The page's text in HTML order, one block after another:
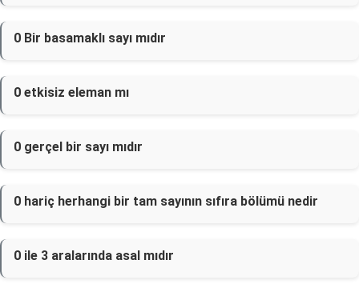
0 Bir basamaklı sayı mıdır
0 etkisiz eleman mı
0 gerçel bir sayı mıdır
0 hariç herhangi bir tam sayının sıfıra bölümü nedir
0 ile 3 aralarında asal mıdır